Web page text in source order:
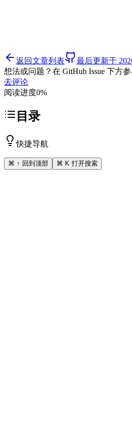
返回文章列表 最后更新于
想法或问题？在 GitHub Issue 下方
去评论
阅读进度0%
目录
快捷导航
⌘ ↑ 回到顶部 ⌘ K 打开搜索